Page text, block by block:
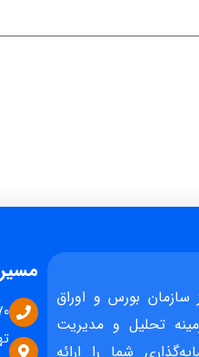
بورس و اوراق
تحلیل و مدیریت
شما را ارائه